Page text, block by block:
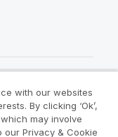
with our websites
By clicking ‘Ok’,
may involve
our Privacy & Cookie